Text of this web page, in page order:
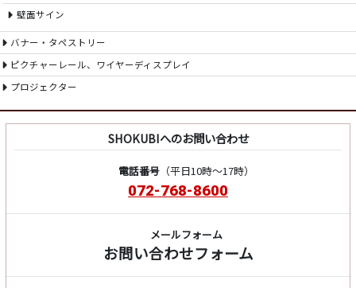
壁面サイン
バナー・タペストリー
ピクチャーレール、ワイヤーディスプレイ
プロジェクター
SHOKUBIへのお問い合わせ
電話番号（平日10時～17時）
072-768-8600
メールフォーム
お問い合わせフォーム